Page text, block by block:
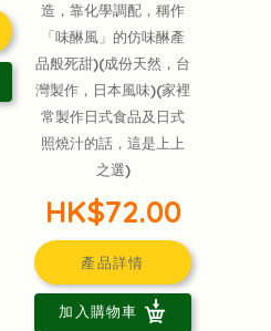
造，靠化學調配，稱作
「味醂風」的仿味醂產
品般死甜)(成份天然，台
灣製作，日本風味)(家裡
常製作日式食品及日式
照燒汁的話，這是上上
之選)
HK$72.00
產品詳情
加入購物車